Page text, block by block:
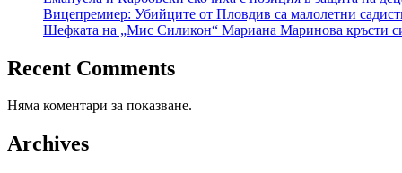
Вицепремиер: Убийците от Пловдив са малолетни
Шефката на „Мис Силикон“ Мариана Маринова кръсти
Recent Comments
Няма коментари за показване.
Archives